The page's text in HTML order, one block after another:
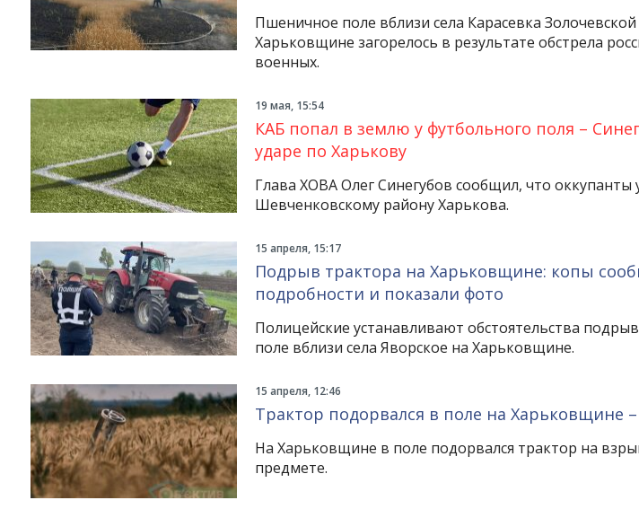
Пшеничное поле вблизи села Карасевка
Харьковщине загорелось в результате обстрела
военных.
19 мая, 15:54
КАБ попал в землю у футбольного поля –
ударе по Харькову
Глава ХОВА Олег Синегубов сообщил, что оккупанты
Шевченковскому району Харькова.
15 апреля, 15:17
Подрыв трактора на Харьковщине: копы
подробности и показали фото
Полицейские устанавливают обстоятельства
поле вблизи села Яворское на Харьковщине.
15 апреля, 12:46
Трактор подорвался в поле на Харьковщине
На Харьковщине в поле подорвался трактор на
предмете.